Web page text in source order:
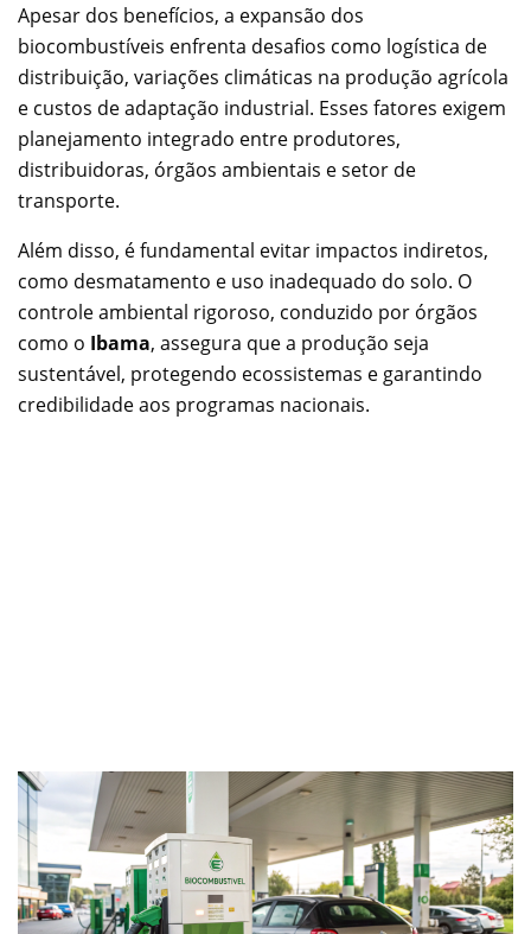
Apesar dos benefícios, a expansão dos
biocombustíveis enfrenta desafios como logística de
distribuição, variações climáticas na produção agrícola
e custos de adaptação industrial. Esses fatores exigem
planejamento integrado entre produtores,
distribuidoras, órgãos ambientais e setor de
transporte.
Além disso, é fundamental evitar impactos indiretos,
como desmatamento e uso inadequado do solo. O
controle ambiental rigoroso, conduzido por órgãos
como o Ibama, assegura que a produção seja
sustentável, protegendo ecossistemas e garantindo
credibilidade aos programas nacionais.